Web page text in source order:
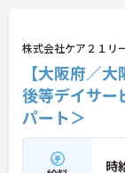
株式会社ケア２１リ
【大阪府／
後等デイサ
パート＞
時